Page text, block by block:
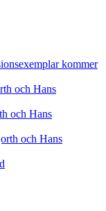
kommer
och Hans
och Hans
och Hans